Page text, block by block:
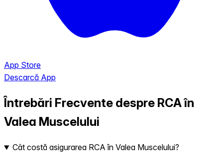
App Store
Descarcă App
Întrebări Frecvente despre RCA în
Valea Muscelului
Cât costă asigurarea RCA în Valea Muscelului?